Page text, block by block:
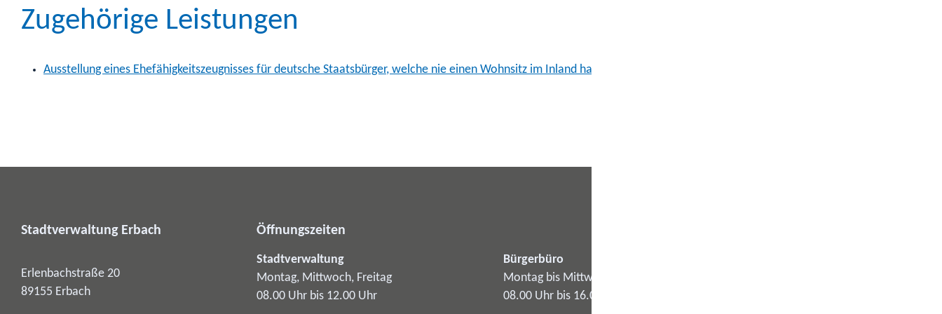
Zugehörige Leistungen
Ausstellung eines Ehefähigkeitszeugnisses für deutsche Staatsbürger, welche nie einen Wohnsitz im Inland hatten
Stadtverwaltung Erbach
Erlenbachstraße 20
89155 Erbach
Öffnungszeiten
Stadtverwaltung
Montag, Mittwoch, Freitag
08.00 Uhr bis 12.00 Uhr
Bürgerbüro
Montag bis Mittwoch
08.00 Uhr bis 16.00 Uhr